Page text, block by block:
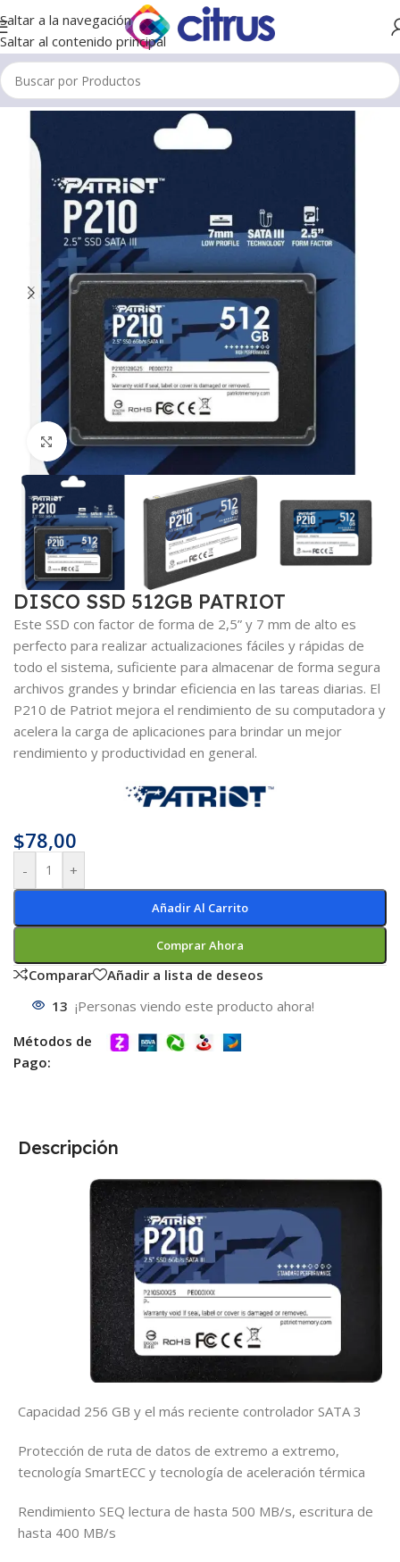
Saltar a la navegación
Saltar al contenido principal
Inicio/Todos
Haga clic para ampliar
DISCO SSD 512GB PATRIOT
Este SSD con factor de forma de 2,5” y 7 mm de alto es
perfecto para realizar actualizaciones fáciles y rápidas de
todo el sistema, suficiente para almacenar de forma segura
archivos grandes y brindar eficiencia en las tareas diarias. El
P210 de Patriot mejora el rendimiento de su computadora y
acelera la carga de aplicaciones para brindar un mejor
rendimiento y productividad en general.
$78,00
- +
Añadir Al Carrito
Comprar Ahora
Comparar
Añadir a lista de deseos
13 ¡Personas viendo este producto ahora!
Métodos de
Pago:
Descripción
Capacidad 256 GB y el más reciente controlador SATA 3
Protección de ruta de datos de extremo a extremo,
tecnología SmartECC y tecnología de aceleración térmica
Rendimiento SEQ lectura de hasta 500 MB/s, escritura de
hasta 400 MB/s